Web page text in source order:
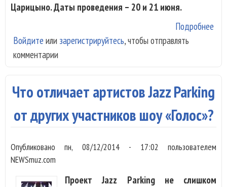
Царицыно. Даты проведения – 20 и 21 июня.
Подробнее
Войдите или зарегистрируйтесь, чтобы отправлять
комментарии
Что отличает артистов Jazz Parking
от других участников шоу «Голос»?
Опубликованопн, 08/12/2014 - 17:02 пользователем
NEWSmuz.com
Проект Jazz Parking не слишком